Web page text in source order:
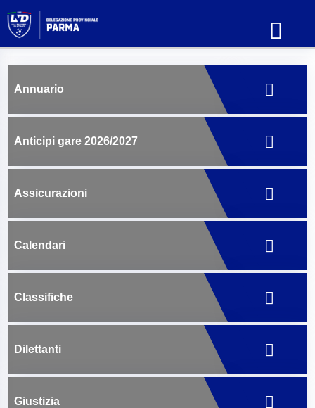
Annuario
Anticipi gare 2026/2027
Assicurazioni
Calendari
Classifiche
Dilettanti
Giustizia